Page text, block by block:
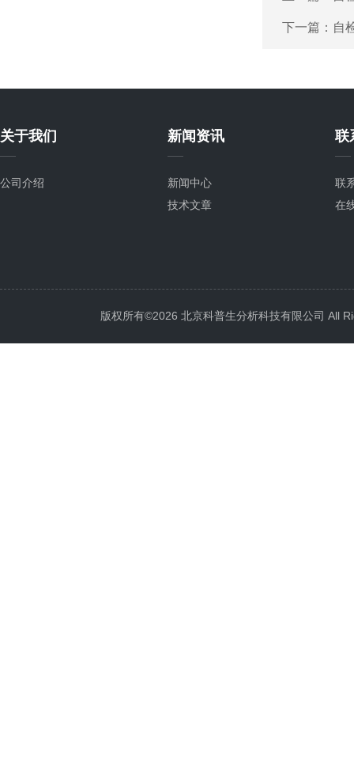
下一篇： 自
关于我们
公司介绍
新闻资讯
新闻中心
技术文章
联
联
在
版权所有©2026 北京科普生分析科技有限公司 All